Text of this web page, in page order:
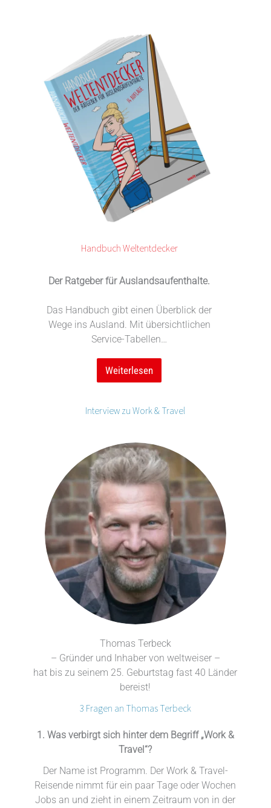
Handbuch Weltentdecker
Der Ratgeber für Auslandsaufenthalte.
Das Handbuch gibt einen Überblick der
Wege ins Ausland. Mit übersichtlichen
Service-Tabellen…
Weiterlesen
Interview zu Work & Travel
Thomas Terbeck
– Gründer und Inhaber von weltweiser –
hat bis zu seinem 25. Geburtstag fast 40 Länder
bereist!
3 Fragen an Thomas Terbeck
1. Was verbirgt sich hinter dem Begriff „Work &
Travel“?
Der Name ist Programm. Der Work & Travel-
Reisende nimmt für ein paar Tage oder Wochen
Jobs an und zieht in einem Zeitraum von in der